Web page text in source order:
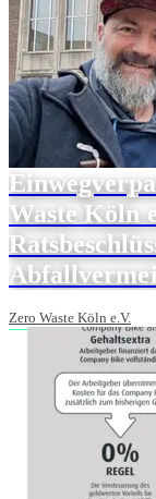
Waste Köln
Zero Waste Köln e.V.